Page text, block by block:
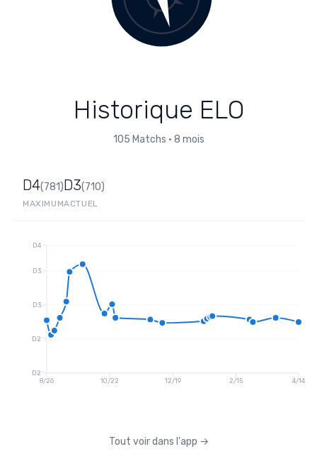
Historique ELO
105 Matchs • 8 mois
D4(781)
MAXIMUM
D3(710)
ACTUEL
8/26 10/22 12/19 2/15 4/14
D2
D2
D3
D3
D4
Tout voir dans l'app →